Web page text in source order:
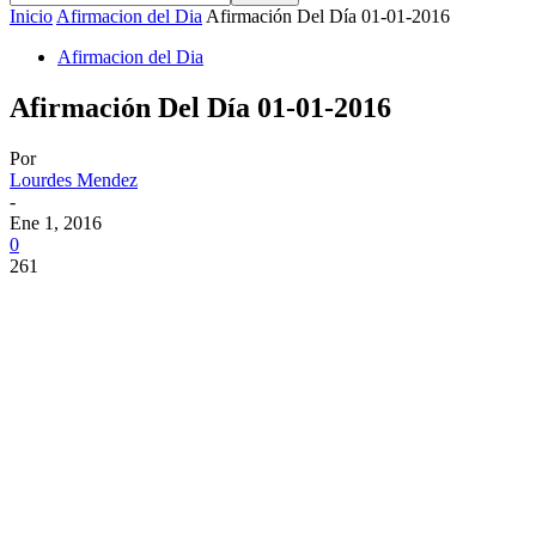
Inicio Afirmacion del Dia Afirmación Del Día 01-01-2016
Afirmacion del Dia
Afirmación Del Día 01-01-2016
Por
Lourdes Mendez
-
Ene 1, 2016
0
261